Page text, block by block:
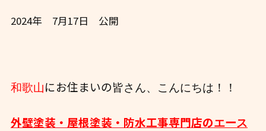
2024年 7月17日 公開
和歌山にお住まいの皆さん、こんにちは！！
外壁塗装・屋根塗装・防水工事専門店のエース